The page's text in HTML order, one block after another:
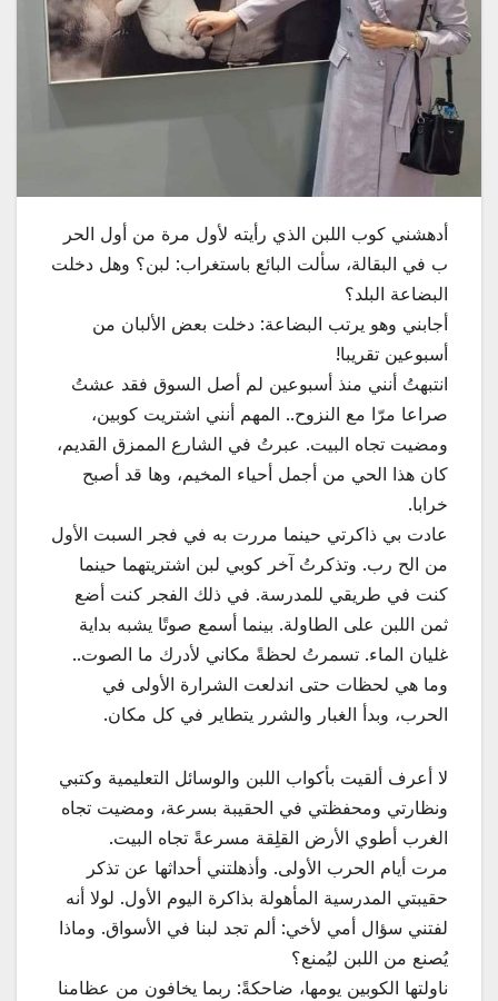
أدهشني كوب اللبن الذي رأيته لأول مرة من أول الحر
ب في البقالة، سألت البائع باستغراب: لبن؟ وهل دخلت
البضاعة البلد؟
أجابني وهو يرتب البضاعة: دخلت بعض الألبان من
أسبوعين تقريبا!
انتبهتُ أنني منذ أسبوعين لم أصل السوق فقد عشتُ
صراعا مرّا مع النزوح.. المهم أنني اشتريت كوبين،
ومضيت تجاه البيت. عبرتُ في الشارع الممزق القديم،
كان هذا الحي من أجمل أحياء المخيم، وها قد أصبح
خرابا.
عادت بي ذاكرتي حينما مررت به في فجر السبت الأول
من الح رب. وتذكرتُ آخر كوبي لبن اشتريتهما حينما
كنت في طريقي للمدرسة. في ذلك الفجر كنت أضع
ثمن اللبن على الطاولة. بينما أسمع صوتًا يشبه بداية
غليان الماء. تسمرتُ لحظةً مكاني لأدرك ما الصوت..
وما هي لحظات حتى اندلعت الشرارة الأولى في
الحرب، وبدأ الغبار والشرر يتطاير في كل مكان.
لا أعرف ألقيت بأكواب اللبن والوسائل التعليمية وكتبي
ونظارتي ومحفظتي في الحقيبة بسرعة، ومضيت تجاه
الغرب أطوي الأرض القلِقة مسرعةً تجاه البيت.
مرت أيام الحرب الأولى. وأذهلتني أحداثها عن تذكر
حقيبتي المدرسية المأهولة بذاكرة اليوم الأول. لولا أنه
لفتني سؤال أمي لأخي: ألم تجد لبنا في الأسواق. وماذا
يُصنع من اللبن ليُمنع؟
ناولتها الكوبين يومها، ضاحكةً: ربما يخافون من عظامنا